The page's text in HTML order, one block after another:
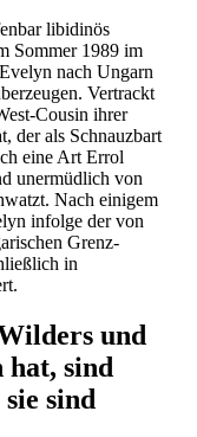
libidinös
Sommer 1989 im
nach Ungarn
Vertrackt
Cousin ihrer
der als Schnauzbart
eine Art Errol
unermüdlich von
Nach einigem
infolge der von
Grenz­
in
und
sind
sind